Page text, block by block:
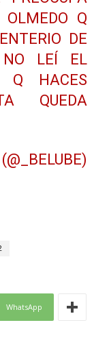
OLMEDO Q
DE
LEÍ EL
Q HACES
QUEDA
WhatsApp